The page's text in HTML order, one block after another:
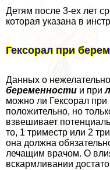
Детям после 3-ех лет
которая указана в
Гексорал при
Данных о
беременности и при
можно ли Гексорал
положительно, но
взвешивает
то, 1 триместр или 2
она должна
лечащим врачом. О
вскармливании